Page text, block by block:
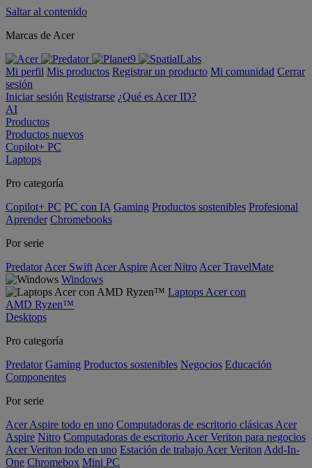
Saltar al contenido
Marcas de Acer
Mi perfil Mis productos Registrar un producto Mi comunidad Cerrar
sesión
Iniciar sesión Registrarse ¿Qué es Acer ID?
AI
Productos
Productos nuevos
Copilot+ PC
Laptops
Pro categoría
Copilot+ PC PC con IA Gaming Productos sostenibles Profesional
Aprender Chromebooks
Por serie
Predator Acer Swift Acer Aspire Acer Nitro Acer TravelMate
Windows
Laptops Acer con
AMD Ryzen™
Desktops
Pro categoría
Predator Gaming Productos sostenibles Negocios Educación
Componentes
Por serie
Acer Aspire todo en uno Computadoras de escritorio clásicas Acer
Aspire Nitro Computadoras de escritorio Acer Veriton para negocios
Acer Veriton todo en uno Estación de trabajo Acer Veriton Add-In-
One Chromebox Mini PC